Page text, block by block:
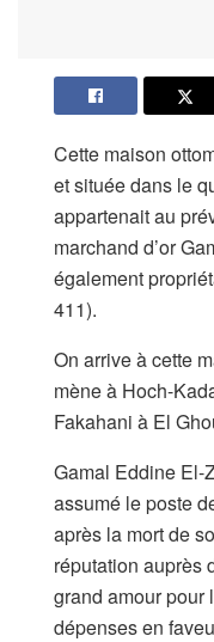
Cette maison
et située dans le
appartenait au
marchand d’or
également
411).
On arrive à cette
mène à Hoch-
Fakahani à El
Gamal Eddine El-
assumé le poste
après la mort de
réputation auprès
grand amour
dépenses en